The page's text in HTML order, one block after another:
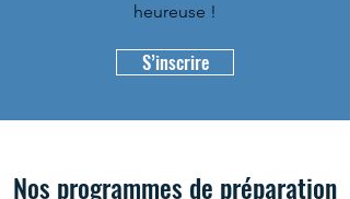
heureuse !
S’inscrire
Nos programmes de préparation